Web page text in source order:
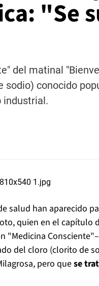
"Se
del matinal
sodio) conocido
industrial.
salud han aparecido
quien en el capítulo
"Medicina Consciente"–
del cloro (clorito de
pero quese